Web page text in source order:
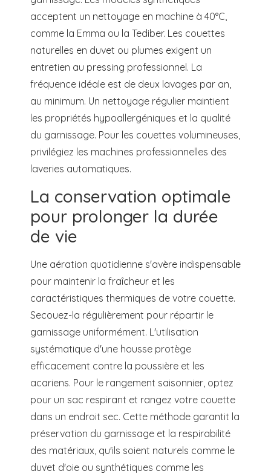
acceptent un nettoyage en machine à 40°C,
comme la Emma ou la Tediber. Les couettes
naturelles en duvet ou plumes exigent un
entretien au pressing professionnel. La
fréquence idéale est de deux lavages par an,
au minimum. Un nettoyage régulier maintient
les propriétés hypoallergéniques et la qualité
du garnissage. Pour les couettes volumineuses,
privilégiez les machines professionnelles des
laveries automatiques.
La conservation optimale
pour prolonger la durée
de vie
Une aération quotidienne s'avère indispensable
pour maintenir la fraîcheur et les
caractéristiques thermiques de votre couette.
Secouez-la régulièrement pour répartir le
garnissage uniformément. L'utilisation
systématique d'une housse protège
efficacement contre la poussière et les
acariens. Pour le rangement saisonnier, optez
pour un sac respirant et rangez votre couette
dans un endroit sec. Cette méthode garantit la
préservation du garnissage et la respirabilité
des matériaux, qu'ils soient naturels comme le
duvet d'oie ou synthétiques comme les